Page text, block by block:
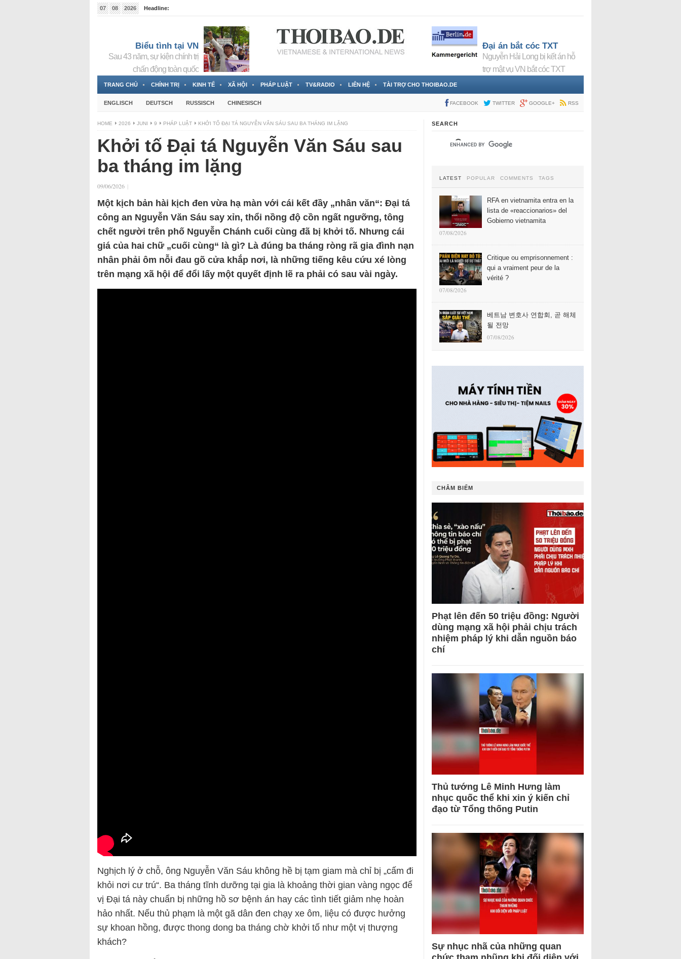
07 08 2026
Headline:
Biểu tình tại VN
Sau 43 năm, sự kiện chính trị
chấn động toàn quốc
Đại án bắt cóc TXT
Nguyễn Hải Long bị kết án hỗ
trợ mật vụ VN bắt cóc TXT
TRANG CHỦ CHÍNH TRỊ KINH TẾ XÃ HỘI PHÁP LUẬT TV&RADIO LIÊN HỆ TÀI TRỢ CHO THOIBAO.DE
ENGLISCH DEUTSCH RUSSISCH CHINESISCH FACEBOOK TWITTER GOOGLE+ RSS
HOME 2026 JUNI 9 PHÁP LUẬT KHỞI TỐ ĐẠI TÁ NGUYỄN VĂN SÁU SAU BA THÁNG IM LẶNG
Khởi tố Đại tá Nguyễn Văn Sáu sau
ba tháng im lặng
09/06/2026 |
Một kịch bản hài kịch đen vừa hạ màn với cái kết đầy „nhân văn“: Đại tá
công an Nguyễn Văn Sáu say xỉn, thổi nồng độ cồn ngất ngưỡng, tông
chết người trên phố Nguyễn Chánh cuối cùng đã bị khởi tố. Nhưng cái
giá của hai chữ „cuối cùng“ là gì? Là đúng ba tháng ròng rã gia đình nạn
nhân phải ôm nỗi đau gõ cửa khắp nơi, là những tiếng kêu cứu xé lòng
trên mạng xã hội để đổi lấy một quyết định lẽ ra phải có sau vài ngày.
Nghịch lý ở chỗ, ông Nguyễn Văn Sáu không hề bị tạm giam mà chỉ bị „cấm đi
khỏi nơi cư trú“. Ba tháng tĩnh dưỡng tại gia là khoảng thời gian vàng ngọc để
vị Đại tá này chuẩn bị những hồ sơ bệnh án hay các tình tiết giảm nhẹ hoàn
hảo nhất. Nếu thủ phạm là một gã dân đen chạy xe ôm, liệu có được hưởng
sự khoan hồng, được thong dong ba tháng chờ khởi tố như một vị thượng
khách?
SEARCH
LATEST POPULAR COMMENTS TAGS
RFA en vietnamita entra en la
lista de «reaccionarios» del
Gobierno vietnamita
07/08/2026
Critique ou emprisonnement :
qui a vraiment peur de la
vérité ?
07/08/2026
베트남 변호사 연합회, 곧 해체
될 전망
07/08/2026
CHÂM BIẾM
Phạt lên đến 50 triệu đồng: Người
dùng mạng xã hội phải chịu trách
nhiệm pháp lý khi dẫn nguồn báo
chí
Thủ tướng Lê Minh Hưng làm
nhục quốc thể khi xin ý kiến chỉ
đạo từ Tổng thống Putin
Sự nhục nhã của những quan